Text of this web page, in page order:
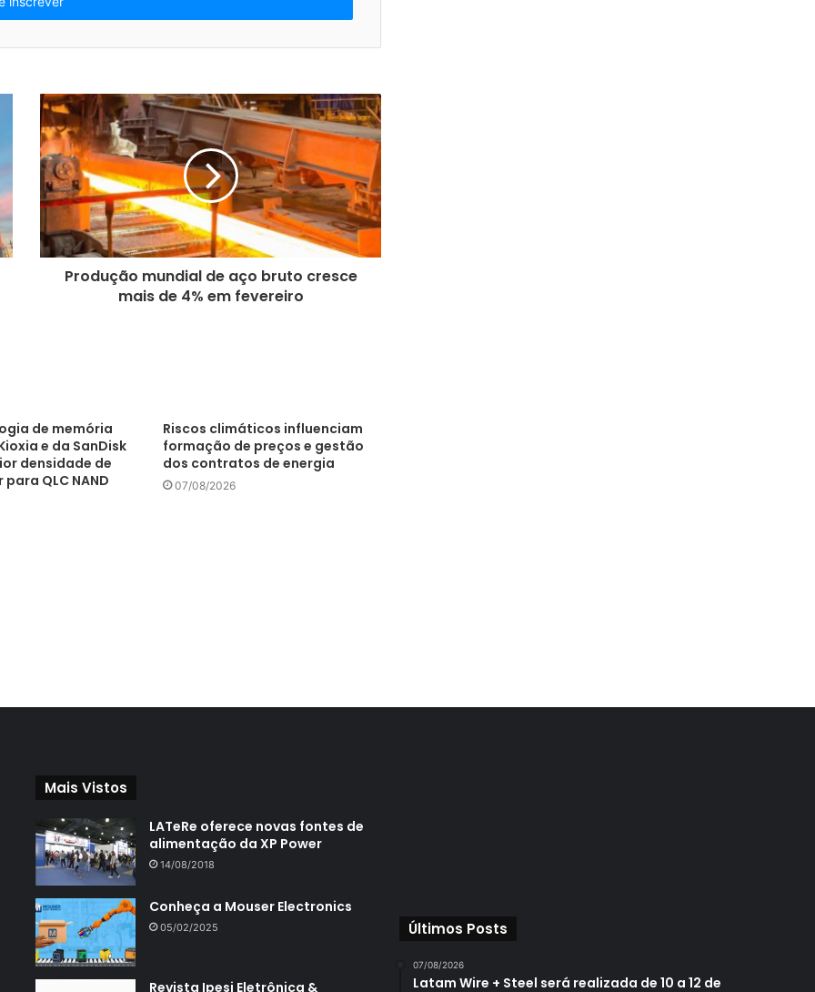
Produção mundial de aço bruto cresce
mais de 4% em fevereiro
de memória
e da SanDisk
densidade de
QLC NAND
Riscos climáticos influenciam
formação de preços e gestão
dos contratos de energia
07/08/2026
Mais Vistos
LATeRe oferece novas fontes de
alimentação da XP Power
14/08/2018
Conheça a Mouser Electronics
05/02/2025
Revista Ipesi Eletrônica &
Últimos Posts
07/08/2026
Latam Wire + Steel será realizada de 10 a 12 de